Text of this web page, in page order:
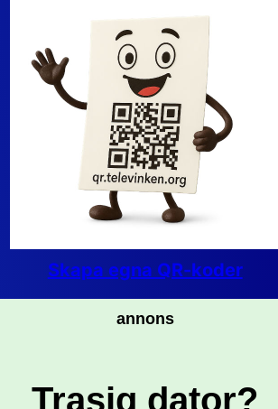
Skapa egna QR-koder
annons
Trasig dator?